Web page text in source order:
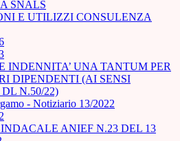
SNALS
E UTILIZZI CONSULENZA
INDENNITA’ UNA TANTUM PER
DIPENDENTI (AI SENSI
N.50/22)
- Notiziario 13/2022
ANIEF N.23 DEL 13